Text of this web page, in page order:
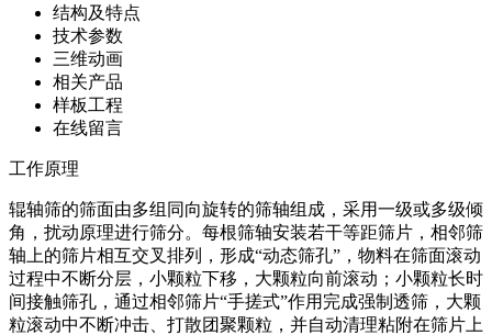
结构及特点
技术参数
三维动画
相关产品
样板工程
在线留言
工作原理
辊轴筛的筛面由多组同向旋转的筛轴组成，采用一级或多级倾
角，扰动原理进行筛分。每根筛轴安装若干等距筛片，相邻筛
轴上的筛片相互交叉排列，形成“动态筛孔”，物料在筛面滚动
过程中不断分层，小颗粒下移，大颗粒向前滚动；小颗粒长时
间接触筛孔，通过相邻筛片“手搓式”作用完成强制透筛，大颗
粒滚动中不断冲击、打散团聚颗粒，并自动清理粘附在筛片上